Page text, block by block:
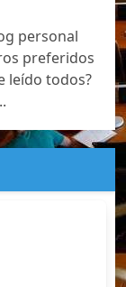
personal
preferidos
leído todos?